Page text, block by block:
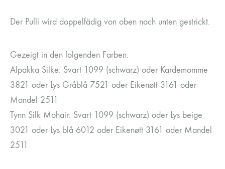
Der Pulli wird doppelfädig von oben nach unten gestrickt.
Gezeigt in den folgenden Farben:
Alpakka Silke: Svart 1099 (schwarz) oder Kardemomme
3821 oder Lys Gråblå 7521 oder Eikenøtt 3161 oder
Mandel 2511
Tynn Silk Mohair: Svart 1099 (schwarz) oder Lys beige
3021 oder Lys blå 6012 oder Eikenøtt 3161 oder Mandel
2511